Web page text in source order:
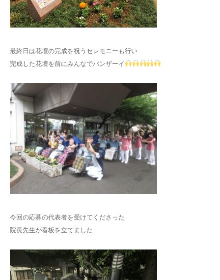
最終日は花壇の完成を祝うセレモニーも行い
完成した花壇を前にみんなでバンザーイ
今回の応募の代表者を受けてくださった
院長先生が看板を立てました